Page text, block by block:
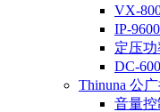
VX-
IP-
定压
DC-
Thinuna 公
音量